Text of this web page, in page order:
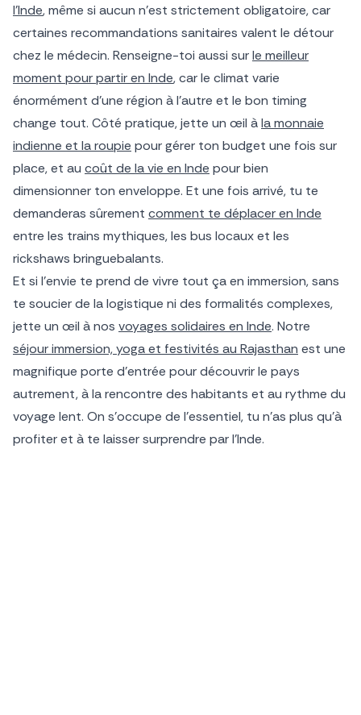
l’Inde, même si aucun n’est strictement obligatoire, car
certaines recommandations sanitaires valent le détour
chez le médecin. Renseigne-toi aussi surle meilleur
moment pour partir en Inde, car le climat varie
énormément d’une région à l’autre et le bon timing
change tout. Côté pratique, jette un œil àla monnaie
indienne et la roupie pour gérer ton budget une fois sur
place, et au coût de la vie en Inde pour bien
dimensionner ton enveloppe. Et une fois arrivé, tu te
demanderas sûrement comment te déplacer en Inde
entre les trains mythiques, les bus locaux et les
rickshaws bringuebalants.
Et si l’envie te prend de vivre tout ça en immersion, sans
te soucier de la logistique ni des formalités complexes,
jette un œil à nos voyages solidaires en Inde. Notre
séjour immersion, yoga et festivités au Rajasthan est une
magnifique porte d’entrée pour découvrir le pays
autrement, à la rencontre des habitants et au rythme du
voyage lent. On s’occupe de l’essentiel, tu n’as plus qu’à
profiter et à te laisser surprendre par l’Inde.